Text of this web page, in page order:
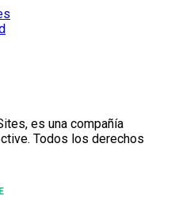
es una compañía
Todos los derechos